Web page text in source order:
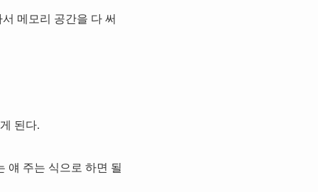
메모리 공간을 다 써
된다.
얘 주는 식으로 하면 될